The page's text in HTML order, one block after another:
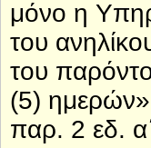
μόνο η
του
του
(5) ημερών»
παρ. 2 εδ.